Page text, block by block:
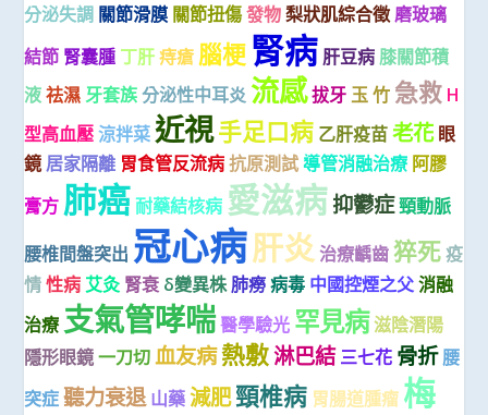
分泌失調 關節滑膜 關節扭傷發物 梨狀肌綜合徵磨玻璃
結節 腎囊腫 丁肝 痔瘡 腦梗 腎病 肝豆病 膝關節積
液 祛濕 牙套族 分泌性中耳炎 流感拔牙 玉 竹 急救 H
型高血壓 涼拌菜 近視手足口病 乙肝疫苗 老花 眼
鏡 居家隔離 胃食管反流病 抗原測試 導管消融治療 阿膠
膏方 肺癌 耐藥結核病 愛滋病抑鬱症頸動脈
腰椎間盤突出 冠心病肝炎 治療齲齒 猝死 疫
情 性病 艾灸 腎衰 δ變異株肺癆 病毒 中國控煙之父 消融
治療 支氣管哮喘醫學驗光 罕見病滋陰潛陽
隱形眼鏡 一刀切 血友病熱敷淋巴結 三七花 骨折 腰
突症 聽力衰退 山藥 減肥頸椎病 胃腸道腫瘤 梅